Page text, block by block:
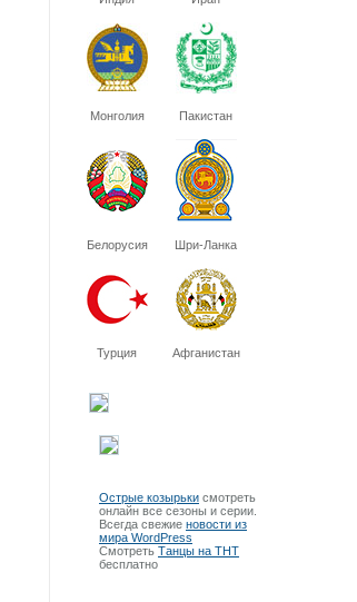
Монголия Пакистан
Белорусия Шри-Ланка
Турция Афганистан
Острые козырьки смотреть
онлайн все сезоны и серии.
Всегда свежие новости из
мира WordPress
Смотреть Танцы на ТНТ
бесплатно